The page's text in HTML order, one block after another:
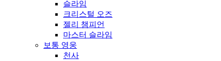
슬라임
크리스털 오즈
젤리 챔피언
마스터 슬라임
보통 영웅
천사